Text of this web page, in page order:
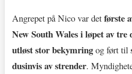
Angrepet på Nico var det første
New South Wales i løpet av tre
utløst stor bekymring og ført til
dusinvis av strender.